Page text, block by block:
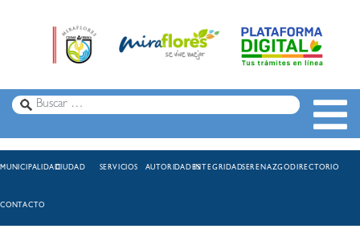
MUNICIPALIDADCIUDAD SERVICIOS AUTORIDADESINTEGRIDADSERENAZGODIRECTORIO
CONTACTO